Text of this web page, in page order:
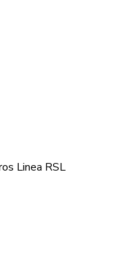
Linea RSL